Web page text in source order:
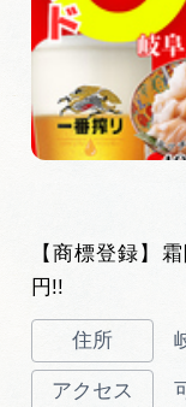
【商標登録】
円!!